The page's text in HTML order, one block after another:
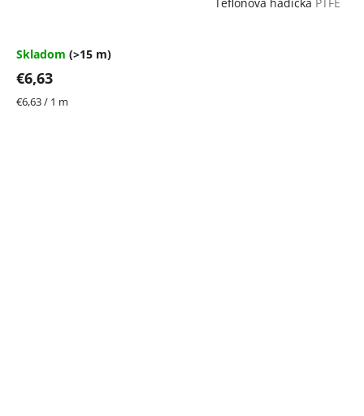
Skladom (>15 m)
€6,63
Jednotková
€6,63 / 1 m